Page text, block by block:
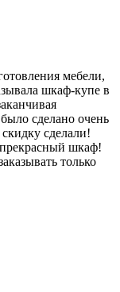
мебели,
шкаф-купе в
сделано очень
сделали!
шкаф!
только